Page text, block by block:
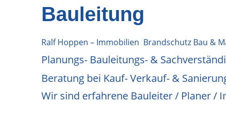
Bauleitung
Ralf Hoppen – Immobilien Brandschutz Bau &
Planungs- Bauleitungs- &
Beratung bei Kauf- Verkauf- &
Wir sind erfahrene Bauleiter / Planer /